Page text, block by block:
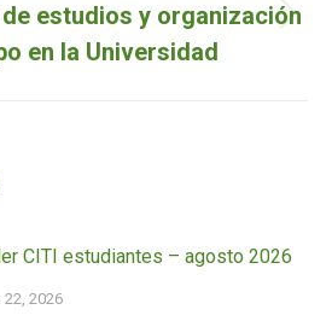
Siguiente
entrada:
estudios y organización
en la Universidad
CITI estudiantes – agosto 2026
22, 2026